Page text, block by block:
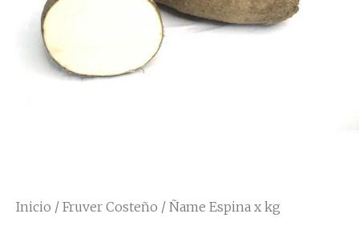
Inicio / Fruver Costeño / Ñame Espina x kg